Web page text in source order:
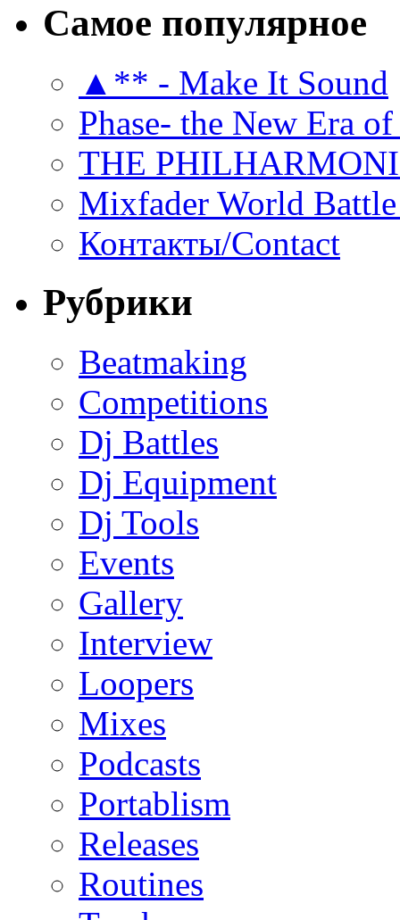
Самое популярное
▲** - Make It Sound
Phase- the New Era
THE
Mixfader World
Контакты/Contact
Рубрики
Beatmaking
Competitions
Dj Battles
Dj Equipment
Dj Tools
Events
Gallery
Interview
Loopers
Mixes
Podcasts
Portablism
Releases
Routines